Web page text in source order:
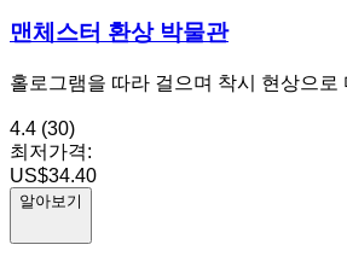
맨체스터 환상 박물관
홀로그램을 따라 걸으며 착시 현상으로
4.4 (30)
최저가격:
US$34.40
알아보기